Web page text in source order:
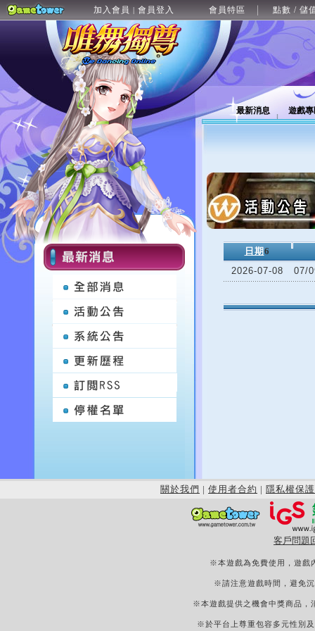
加入會員 | 會員登入 會員特區 點數 / 儲
最新消息 遊戲
日期 6
2026-07-08
07/
關於我們 | 使用者合約 | 隱私權保護
客戶問題
※本遊戲為免費使用，遊戲
※請注意遊戲時間，避免
※本遊戲提供之機會中獎商品，
※於平台上尊重包容多元性別